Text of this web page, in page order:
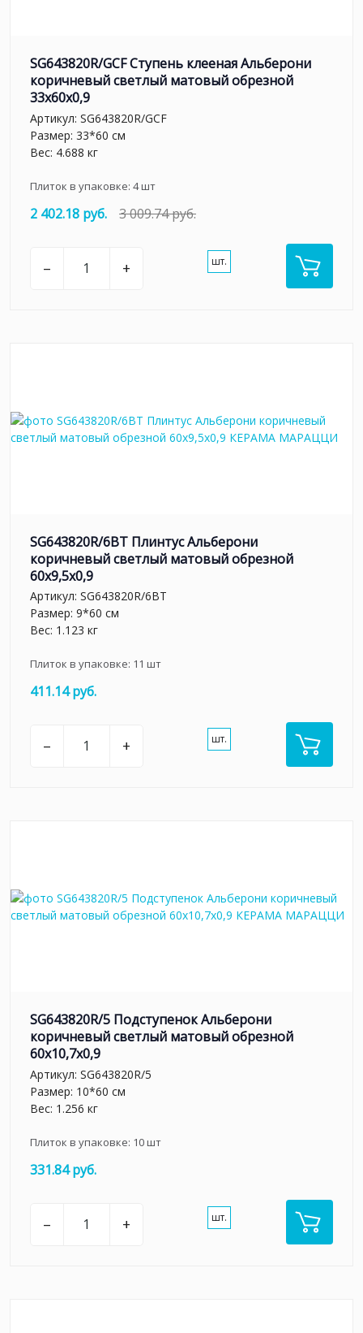
SG643820R/GCF Ступень клееная Альберони
коричневый светлый матовый обрезной
33x60x0,9
Артикул: SG643820R/GCF
Размер: 33*60 см
Вес: 4.688 кг
Плиток в упаковке: 4шт
2 402.18 руб. 3 009.74 руб.
– + шт.
SG643820R/6BT Плинтус Альберони
коричневый светлый матовый обрезной
60x9,5x0,9
Артикул: SG643820R/6BT
Размер: 9*60 см
Вес: 1.123 кг
Плиток в упаковке: 11 шт
411.14 руб.
– + шт.
SG643820R/5 Подступенок Альберони
коричневый светлый матовый обрезной
60x10,7x0,9
Артикул: SG643820R/5
Размер: 10*60 см
Вес: 1.256 кг
Плиток в упаковке: 10шт
331.84 руб.
– + шт.